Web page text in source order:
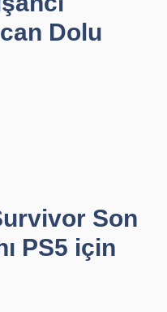
Dolu
Son
PS5 için